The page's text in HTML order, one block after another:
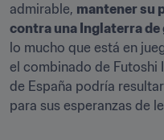
admirable, mantener su
contra una Inglaterra
lo mucho que está en
el combinado de Futoshi
de España podría
para sus esperanzas de